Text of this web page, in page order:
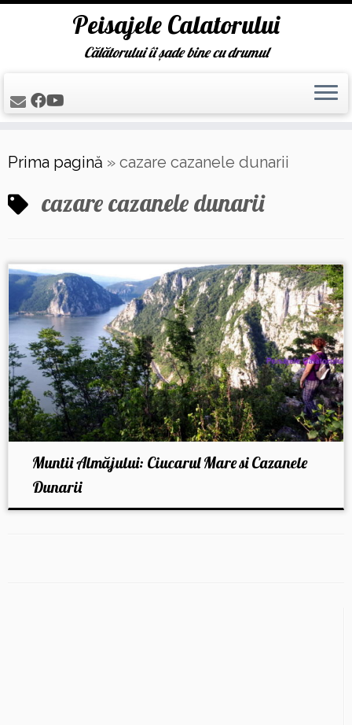
to
content
Peisajele Calatorului
Călătorului îi șade bine cu drumul
Prima pagină » cazare cazanele dunarii
cazare cazanele dunarii
Muntii Almăjului: Ciucarul Mare si Cazanele
Dunarii